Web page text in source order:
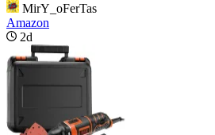
MirY_oFerTas
Amazon
2d